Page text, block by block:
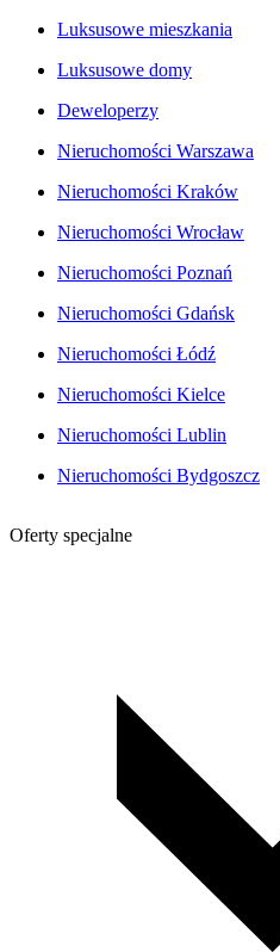
Luksusowe mieszkania
Luksusowe domy
Deweloperzy
Nieruchomości Warszawa
Nieruchomości Kraków
Nieruchomości Wrocław
Nieruchomości Poznań
Nieruchomości Gdańsk
Nieruchomości Łódź
Nieruchomości Kielce
Nieruchomości Lublin
Nieruchomości Bydgoszcz
Oferty specjalne